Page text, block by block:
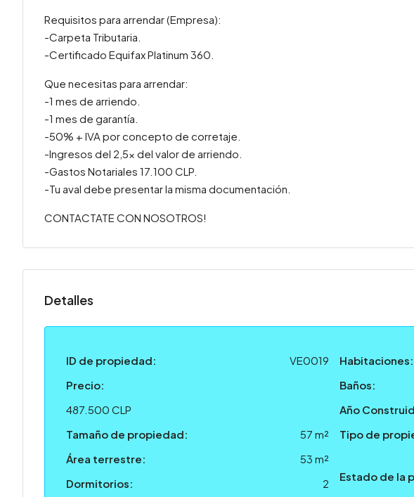
Requisitos para arrendar (Empresa):
-Carpeta Tributaria.
-Certificado Equifax Platinum 360.
Que necesitas para arrendar:
-1 mes de arriendo.
-1 mes de garantía.
-50% + IVA por concepto de corretaje.
-Ingresos del 2,5x del valor de arriendo.
-Gastos Notariales 17.100 CLP.
-Tu aval debe presentar la misma documentación.
CONTACTATE CON NOSOTROS!
Detalles
ID de propiedad:
VE0019
Precio:
487.500 CLP
Tamaño de propiedad:
57 m²
Área terrestre:
53 m²
Dormitorios:
2
Habitaciones:
Baños:
Año
Tipo de
Estado de la